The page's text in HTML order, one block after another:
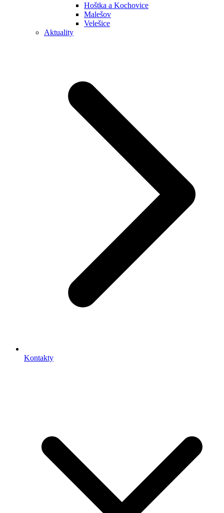
Hoštka a Kochovice
Malešov
Velešice
Aktuality
Kontakty